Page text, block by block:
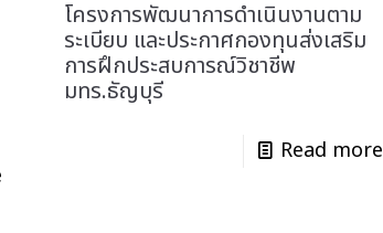
โครงการพัฒนาการดำเนินงานตาม
ระเบียบ และประกาศกองทุนส่งเสริม
การฝึกประสบการณ์วิชาชีพ
มทร.ธัญบุรี
Read more